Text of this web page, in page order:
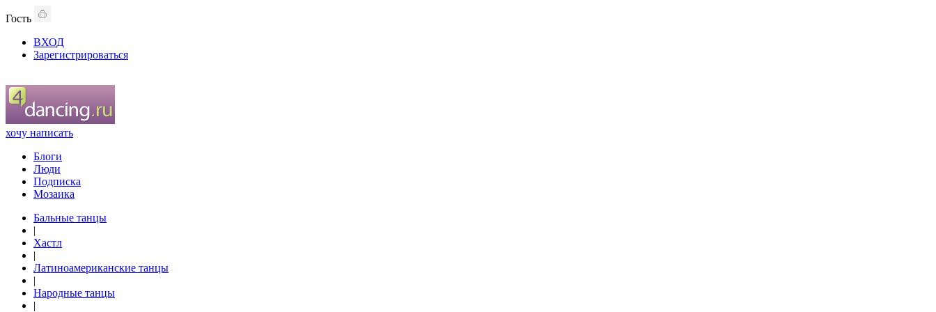
Гость
ВХОД
Зарегистрироваться
хочу написать
Блоги
Люди
Подписка
Мозаика
Бальные танцы
|
Хастл
|
Латиноамериканские танцы
|
Народные танцы
|